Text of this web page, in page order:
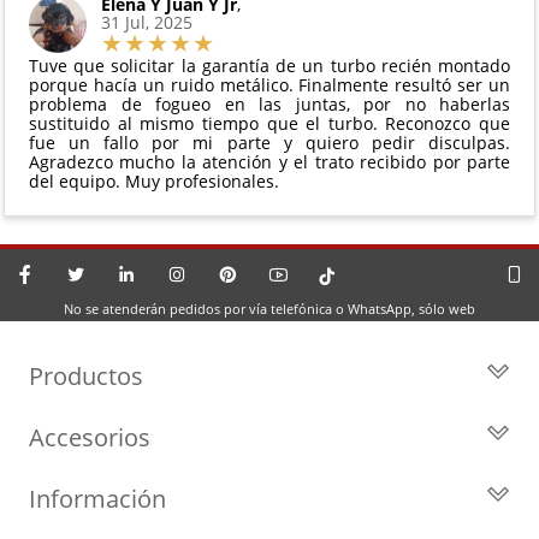
31 Jul, 2025
Tuve que solicitar la garantía de un turbo recién montado
porque hacía un ruido metálico. Finalmente resultó ser un
problema de fogueo en las juntas, por no haberlas
sustituido al mismo tiempo que el turbo. Reconozco que
fue un fallo por mi parte y quiero pedir disculpas.
Agradezco mucho la atención y el trato recibido por parte
del equipo. Muy profesionales.
No se atenderán pedidos por vía telefónica o WhatsApp, sólo web
Productos
Turbos por Marca
Accesorios
Geometrías
Información